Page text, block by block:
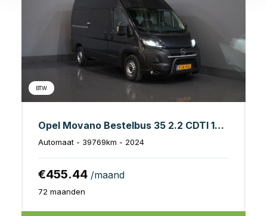
BTW
Opel Movano Bestelbus 35 2.2 CDTI 140 pk Aut. L2H2 NL Auto/ LED/ Virtual Cockpit/ Carplay/ Climate/ Navi/ Cruise/ Camera/ DAB
Automaat - 39769km - 2024
€455.44 /maand
72 maanden